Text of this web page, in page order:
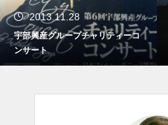
2013.11.28
件名なし